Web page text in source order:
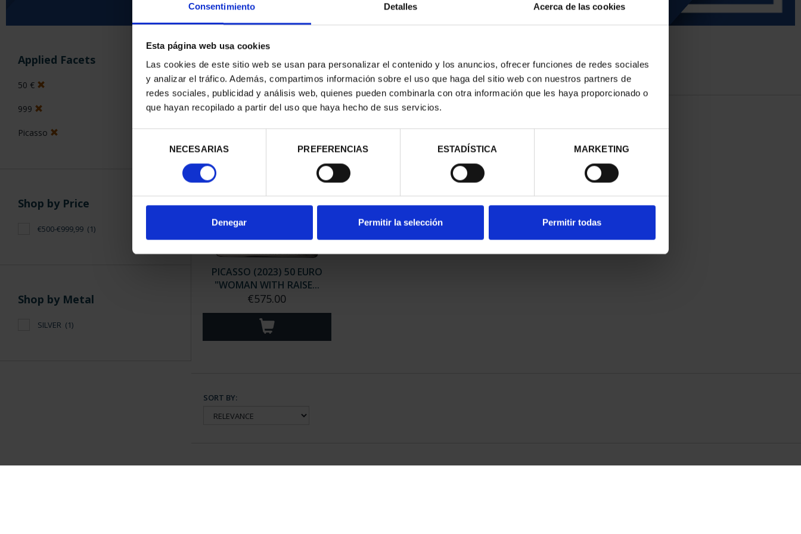
Consentimiento Detalles Acerca de las cookies
Esta página web usa cookies
Las cookies de este sitio web se usan para personalizar el contenido y los anuncios, ofrecer funciones de redes sociales
y analizar el tráfico. Además, compartimos información sobre el uso que haga del sitio web con nuestros partners de
redes sociales, publicidad y análisis web, quienes pueden combinarla con otra información que les haya proporcionado o
que hayan recopilado a partir del uso que haya hecho de sus servicios.
consentimiento
NECESARIAS PREFERENCIAS ESTADÍSTICA MARKETING
Denegar Permitir la selección Permitir todas
Applied Facets
50 €
999
Picasso
Shop by Price
€500-€999,99 (1)
Shop by Metal
SILVER (1)
SORT BY:
1 Products found
PICASSO (2023) 50 EURO
"WOMAN WITH RAISE...
€575.00
SORT BY: